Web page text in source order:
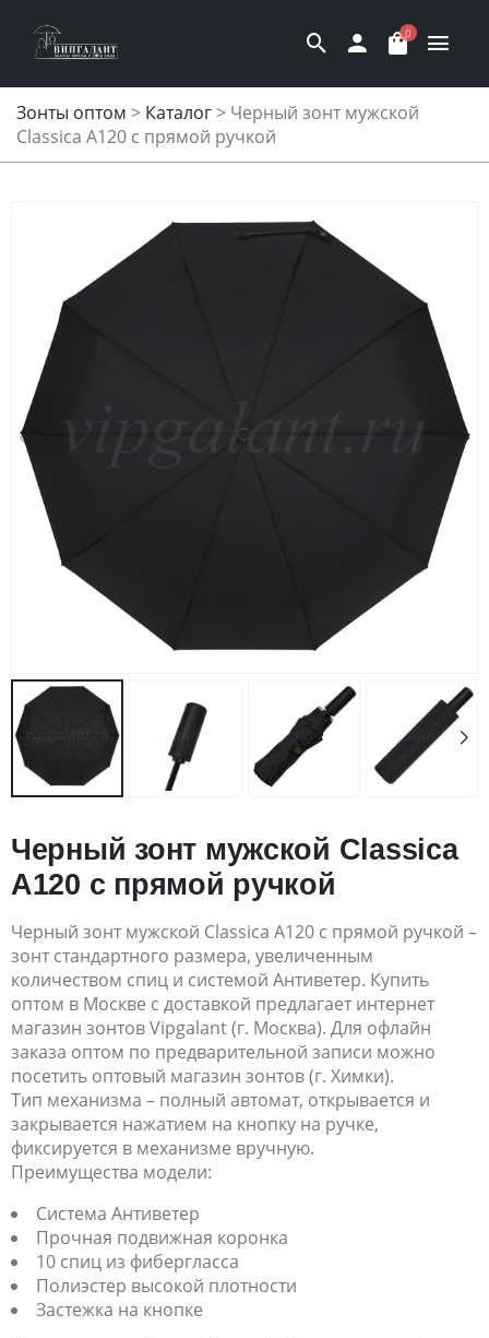
0
Зонты оптом > Каталог> Черный зонт мужской
Classica A120 с прямой ручкой
Черный зонт мужской Classica
A120 с прямой ручкой
Черный зонт мужской Classica A120 с прямой ручкой –
зонт стандартного размера, увеличенным
количеством спиц и системой Антиветер. Купить
оптом в Москве с доставкой предлагает интернет
магазин зонтов Vipgalant (г. Москва). Для офлайн
заказа оптом по предварительной записи можно
посетить оптовый магазин зонтов (г. Химки).
Тип механизма – полный автомат, открывается и
закрывается нажатием на кнопку на ручке,
фиксируется в механизме вручную.
Преимущества модели:
Система Антиветер
Прочная подвижная коронка
10 спиц из фибергласса
Полиэстер высокой плотности
Застежка на кнопке